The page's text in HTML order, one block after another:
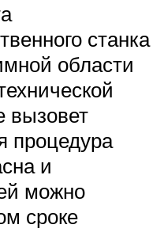
станка
области
вызовет
процедура
и
можно
сроке